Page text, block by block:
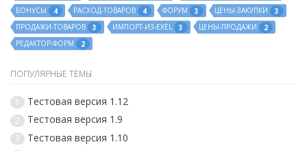
БОНУСЫ
4 РАСХОД-ТОВАРОВ 4 ФОРУМ 3 ЦЕНЫ-ЗАКУПКИ
3
ПРОДАЖИ-ТОВАРОВ
3 ИМПОРТ-ИЗ-EXEL 3 ЦЕНЫ-ПРОДАЖИ
2
РЕДАКТОР-ФОРМ
2
ПОПУЛЯРНЫЕ ТЕМЫ
1 Тестовая версия 1.12
2 Тестовая версия 1.9
3 Тестовая версия 1.10